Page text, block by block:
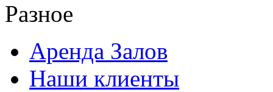
Разное
Аренда Залов
Наши клиенты